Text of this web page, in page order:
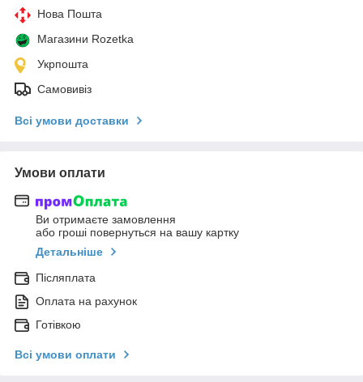
Нова Пошта
Магазини Rozetka
Укрпошта
Самовивіз
Всі умови доставки
Умови оплати
Ви отримаєте замовлення
або гроші повернуться на вашу картку
Детальніше
Післяплата
Оплата на рахунок
Готівкою
Всі умови оплати